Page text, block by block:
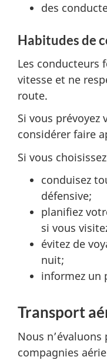
des
Habitudes de
Les conducteurs
vitesse et ne
route.
Si vous prévoyez
considérer faire
Si vous
conduisez
défensive;
planifiez
si vous
évitez de
nuit;
informez un
Transport
Nous
compagnies